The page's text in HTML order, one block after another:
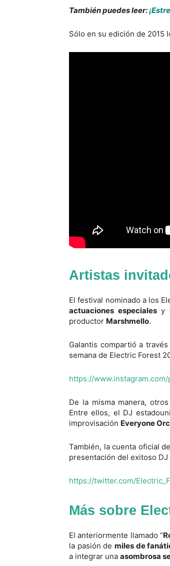
También puedes leer:
Sólo en su edición de 2015
Artistas
El festival nominado a los
actuaciones especialesy
productor Marshmello.
Galantis compartió a través
semana de Electric Forest
https://
De la misma manera,
Entre ellos, el DJ
improvisación Everyone
También, la cuenta oficial
presentación del exitoso DJ
https://twitter.com/
Más sobre
El anteriormente llamado “
la pasión de miles de
a integrar una asombrosa